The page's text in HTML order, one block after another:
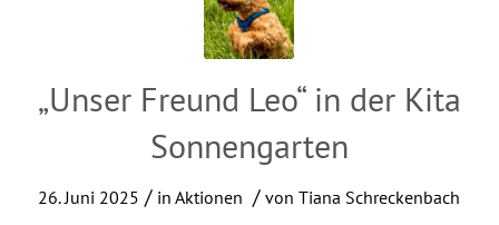
„Unser Freund Leo“ in der Kita
Sonnengarten
26. Juni 2025 / inAktionen / vonTiana Schreckenbach